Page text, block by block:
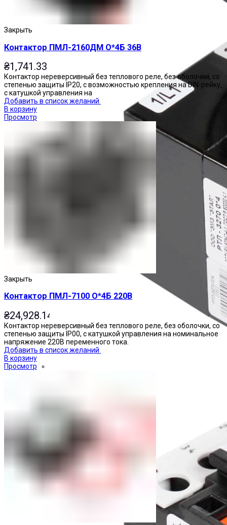
Закрыть
Контактор ПМЛ-2160ДМ О*4Б 36В
₴1,741.33
Контактор нереверсивный без теплового реле, без оболочки, со
степенью защиты IP20, с возможностью крепления на DIN-рейку,
с катушкой управления на
Добавить в список желаний
В корзину
Просмотр
Закрыть
Контактор ПМЛ-7100 О*4Б 220В
₴24,928.14
Контактор нереверсивный без теплового реле, без оболочки, со
степенью защиты IP00, с катушкой управления на номинальное
напряжение 220В переменного тока.
Добавить в список желаний
В корзину
Просмотр